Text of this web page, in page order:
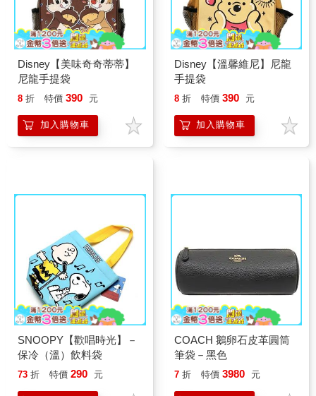
Disney【美味奇奇蒂蒂】
尼龍手提袋
8 折 特價 390 元
加入購物車
Disney【溫馨維尼】尼龍
手提袋
8 折 特價 390 元
加入購物車
SNOOPY【歡唱時光】－
保冷（溫）飲料袋
73 折 特價 290 元
COACH 鵝卵石皮革圓筒
筆袋－黑色
7 折 特價 3980 元